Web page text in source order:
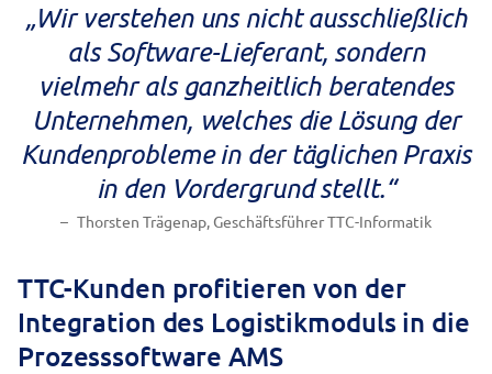
„Wir verstehen uns nicht ausschließlich
als Software-Lieferant, sondern
vielmehr als ganzheitlich beratendes
Unternehmen, welches die Lösung der
Kundenprobleme in der täglichen Praxis
in den Vordergrund stellt.“
Thorsten Trägenap, Geschäftsführer TTC-Informatik
TTC-Kunden profitieren von der
Integration des Logistikmoduls in die
Prozesssoftware AMS